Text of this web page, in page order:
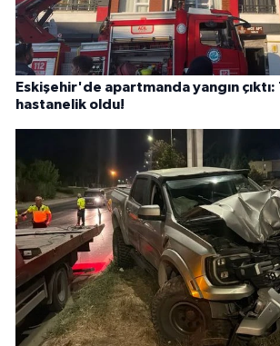
Eskişehir'de apartmanda yangın
hastanelik oldu!